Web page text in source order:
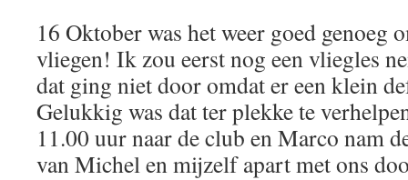
16 Oktober was het weer goed genoeg
vliegen! Ik zou eerst nog een vliegles
dat ging niet door omdat er een klein
Gelukkig was dat ter plekke te
11.00 uur naar de club en Marco nam
van Michel en mijzelf apart met ons